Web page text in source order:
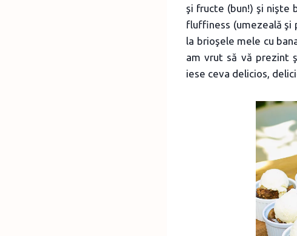
şi fructe (bun!) şi nişte
fluffiness (umezeală şi
la brioşele mele cu
am vrut să vă prezint
iese ceva delicios,